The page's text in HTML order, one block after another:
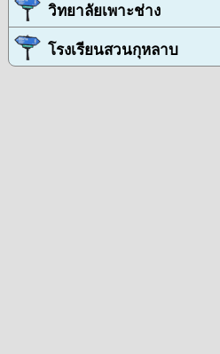
วิทยาลัยเพาะช่าง
โรงเรียนสวนกุหลาบ